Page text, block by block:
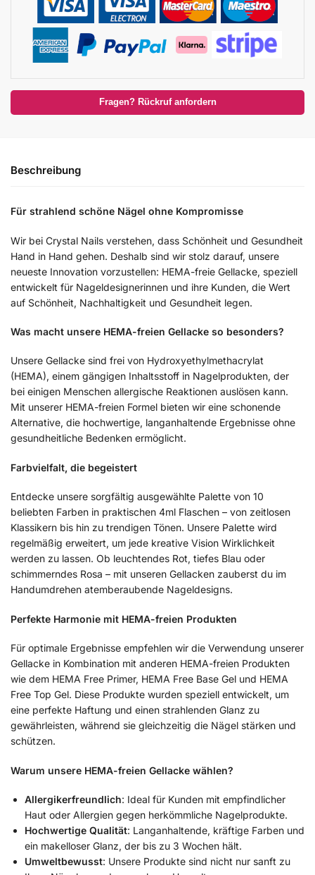
Fragen? Rückruf anfordern
Beschreibung
Für strahlend schöne Nägel ohne Kompromisse
Wir bei Crystal Nails verstehen, dass Schönheit und Gesundheit
Hand in Hand gehen. Deshalb sind wir stolz darauf, unsere
neueste Innovation vorzustellen: HEMA-freie Gellacke, speziell
entwickelt für Nageldesignerinnen und ihre Kunden, die Wert
auf Schönheit, Nachhaltigkeit und Gesundheit legen.
Was macht unsere HEMA-freien Gellacke so besonders?
Unsere Gellacke sind frei von Hydroxyethylmethacrylat
(HEMA), einem gängigen Inhaltsstoff in Nagelprodukten, der
bei einigen Menschen allergische Reaktionen auslösen kann.
Mit unserer HEMA-freien Formel bieten wir eine schonende
Alternative, die hochwertige, langanhaltende Ergebnisse ohne
gesundheitliche Bedenken ermöglicht.
Farbvielfalt, die begeistert
Entdecke unsere sorgfältig ausgewählte Palette von 10
beliebten Farben in praktischen 4ml Flaschen – von zeitlosen
Klassikern bis hin zu trendigen Tönen. Unsere Palette wird
regelmäßig erweitert, um jede kreative Vision Wirklichkeit
werden zu lassen. Ob leuchtendes Rot, tiefes Blau oder
schimmerndes Rosa – mit unseren Gellacken zauberst du im
Handumdrehen atemberaubende Nageldesigns.
Perfekte Harmonie mit HEMA-freien Produkten
Für optimale Ergebnisse empfehlen wir die Verwendung unserer
Gellacke in Kombination mit anderen HEMA-freien Produkten
wie dem HEMA Free Primer, HEMA Free Base Gel und HEMA
Free Top Gel. Diese Produkte wurden speziell entwickelt, um
eine perfekte Haftung und einen strahlenden Glanz zu
gewährleisten, während sie gleichzeitig die Nägel stärken und
schützen.
Warum unsere HEMA-freien Gellacke wählen?
Allergikerfreundlich: Ideal für Kunden mit empfindlicher
Haut oder Allergien gegen herkömmliche Nagelprodukte.
Hochwertige Qualität: Langanhaltende, kräftige Farben und
ein makelloser Glanz, der bis zu 3 Wochen hält.
Umweltbewusst: Unsere Produkte sind nicht nur sanft zu